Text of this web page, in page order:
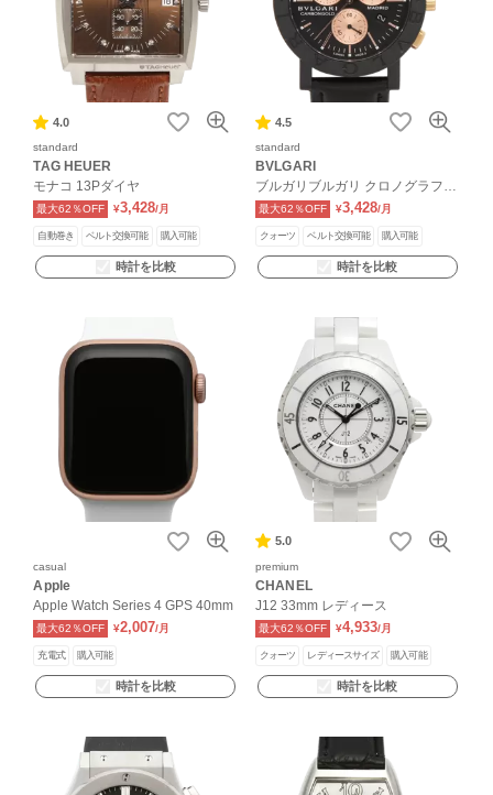
4.0
standard
TAG HEUER
モナコ 13Pダイヤ
最大62％OFF ¥3,428/月
自動巻き ベルト交換可能 購入可能
時計を比較
4.5
standard
BVLGARI
ブルガリブルガリ クロノグラフ
カーボン
最大62％OFF ¥3,428/月
クォーツ ベルト交換可能 購入可能
時計を比較
casual
Apple
Apple Watch Series 4 GPS 40mm
最大62％OFF ¥2,007/月
充電式 購入可能
時計を比較
5.0
premium
CHANEL
J12 33mm レディース
最大62％OFF ¥4,933/月
クォーツ レディースサイズ 購入可能
時計を比較